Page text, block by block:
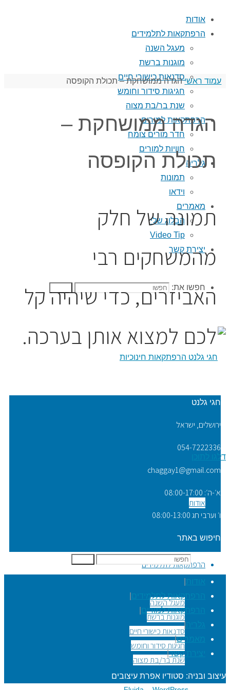
אודות
הרפתקאות לתלמידים
מעגל השנה
מוגנות ברשת
סדנאות כישורי חיים
חגיגות סידור וחומש
שנת בר/בת מצוה
הרפתקאות למורים
חדר מורים צומח
חוויות למורים
גלריה
תמונות
וידאו
מאמרים
הבלוג שלי
Video Tip
יצירת קשר
חפשו את:
דלגו לתוכן
אודות
הרפתקאות לתלמידים
מעגל השנה
מוגנות ברשת
סדנאות כישורי חיים
חגיגות סידור וחומש
שנת בר/בת מצוה
עמוד ראשי הגדה ממושחקת – תכולת הקופסה
הגדה ממושחקת –
תכולת הקופסה
תמונה של חלק
מהמשחקים רבי
האביזרים, כדי שיהיה קל
לכם למצוא אותן בערכה.
חגי גלנט
ירושלים, ישראל
054-7222336
chaggay1@gmail.com
א׳-ה׳: 08:00-17:00
ו׳ וערבי חג 08:00-13:00
חיפוש באתר
הרפתקאות לתלמידים
הרפתקאות למורים
|
מאמרים|
יצירת קשר|
עיצוב ובניה: סטודיו אפרת עיצובים